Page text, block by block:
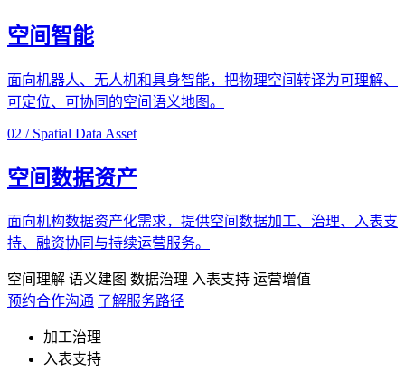
空间智能
面向机器人、无人机和具身智能，把物理空间转译为可理解、
可定位、可协同的空间语义地图。
02 / Spatial Data Asset
空间数据资产
面向机构数据资产化需求，提供空间数据加工、治理、入表支
持、融资协同与持续运营服务。
空间理解 语义建图 数据治理 入表支持 运营增值
预约合作沟通 了解服务路径
加工治理
入表支持